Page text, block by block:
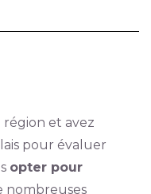
région et avez
pour évaluer
opter pour
nombreuses